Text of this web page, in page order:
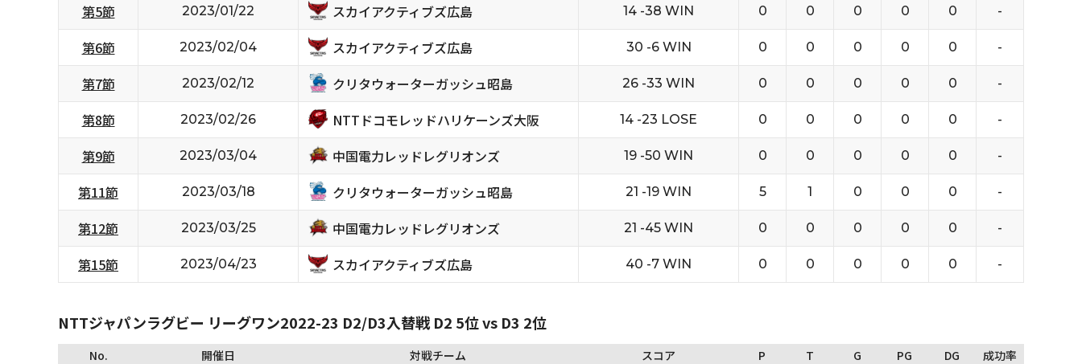
第5節 2023/01/22 スカイアクティブズ広島 14 -38 WIN 0 0 0 0 0 -
第6節 2023/02/04 スカイアクティブズ広島 30 -6 WIN 0 0 0 0 0 -
第7節 2023/02/12 クリタウォーターガッシュ昭島 26 -33 WIN 0 0 0 0 0 -
第8節 2023/02/26 NTTドコモレッドハリケーンズ大阪 14 -23 LOSE 0 0 0 0 0 -
第9節 2023/03/04 中国電力レッドレグリオンズ 19 -50 WIN 0 0 0 0 0 -
第11節 2023/03/18 クリタウォーターガッシュ昭島 21 -19 WIN 5 1 0 0 0 -
第12節 2023/03/25 中国電力レッドレグリオンズ 21 -45 WIN 0 0 0 0 0 -
第15節 2023/04/23 スカイアクティブズ広島 40 -7 WIN 0 0 0 0 0 -
NTTジャパンラグビー リーグワン2022-23 D2/D3入替戦 D2 5位 vs D3 2位
No. 開催日 対戦チーム スコア P T G PG DG 成功率